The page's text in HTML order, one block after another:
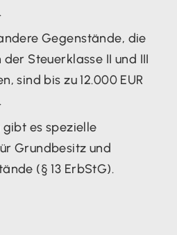
Gegenstände, die
der Steuerklasse II und III
sind bis zu 12.000 EUR
gibt es spezielle
Grundbesitz und
(§ 13 ErbStG).